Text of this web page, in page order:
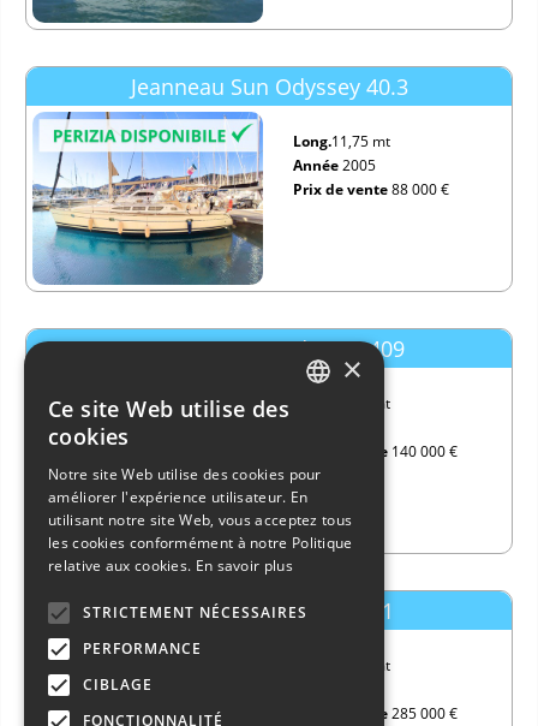
Jeanneau Sun Odyssey 40.3
Long.11,75 mt
Année2005
Prix de vente88 000 €
Jeanneau Sun Odyssey 409
11,99 mt
Prix de vente 140 000 €
Dufour Yachts Dufour 41
11,99 mt
Prix de vente285 000 €
GERMAN
×
Ce site Web utilise des
cookies
Notre site Web utilise des cookies pour
améliorer l'expérience utilisateur. En
utilisant notre site Web, vous acceptez tous
les cookies conformément à notre Politique
relative aux cookies. En savoir plus
STRICTEMENT NÉCESSAIRES
PERFORMANCE
CIBLAGE
FONCTIONNALITÉ